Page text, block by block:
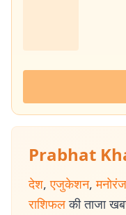
Prabhat
देश, एजुकेशन,
राशिफल की ताजा